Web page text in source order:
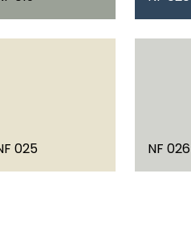
025 NF 026